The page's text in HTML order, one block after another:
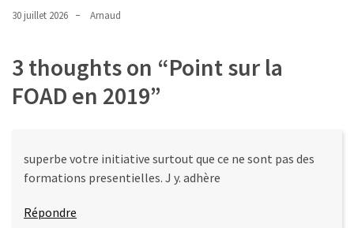
30 juillet 2026 Arnaud
3 thoughts on “Point sur la
FOAD en 2019”
superbe votre initiative surtout que ce ne sont pas des
formations presentielles. J y. adhère
Répondre